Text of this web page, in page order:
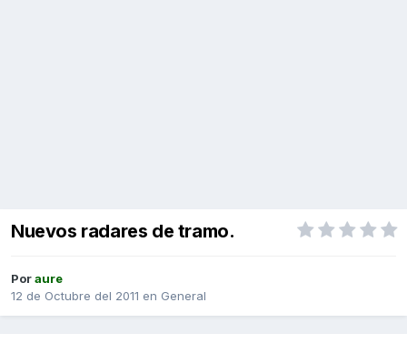
Nuevos radares de tramo.
Poraure
12 de Octubre del 2011 en General